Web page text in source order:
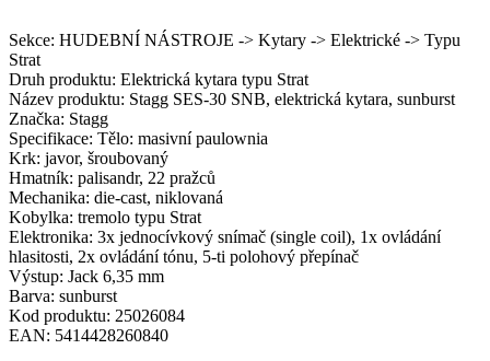
Sekce: HUDEBNÍ NÁSTROJE -> Kytary -> Elektrické -> Typu
Strat
Druh produktu: Elektrická kytara typu Strat
Název produktu: Stagg SES-30 SNB, elektrická kytara, sunburst
Značka: Stagg
Specifikace: Tělo: masivní paulownia
Krk: javor, šroubovaný
Hmatník: palisandr, 22 pražců
Mechanika: die-cast, niklovaná
Kobylka: tremolo typu Strat
Elektronika: 3x jednocívkový snímač (single coil), 1x ovládání
hlasitosti, 2x ovládání tónu, 5-ti polohový přepínač
Výstup: Jack 6,35 mm
Barva: sunburst
Kod produktu: 25026084
EAN: 5414428260840